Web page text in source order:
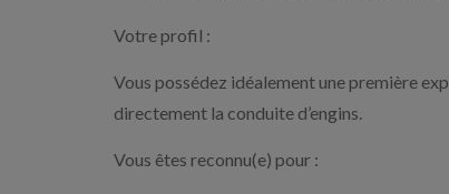
Votre profil :
Vous possédez idéalement une première
directement la conduite d’engins.
Vous êtes reconnu(e) pour :